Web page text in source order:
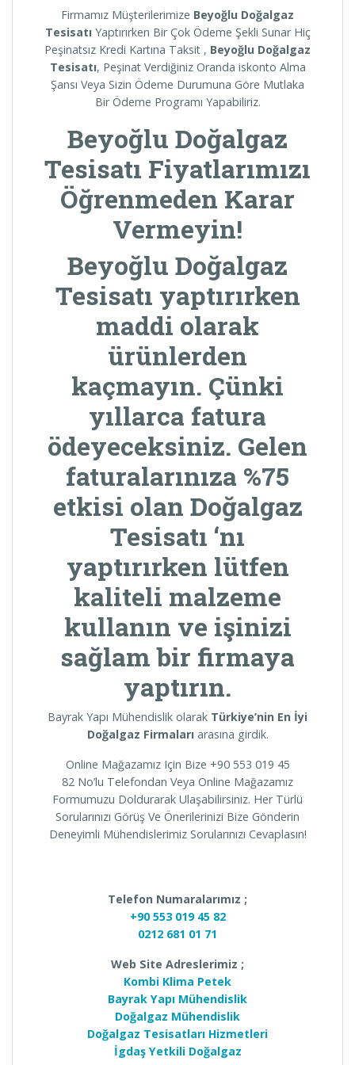
Firmamız Müşterilerimize Beyoğlu Doğalgaz
TesisatıYaptırırken Bir Çok Ödeme Şekli Sunar Hiç
Peşinatsız Kredi Kartına Taksit , Beyoğlu Doğalgaz
Tesisatı, Peşinat Verdiğiniz Oranda iskonto Alma
Şansı Veya Sizin Ödeme Durumuna Göre Mutlaka
Bir Ödeme Programı Yapabiliriz.
Beyoğlu Doğalgaz
Tesisatı Fiyatlarımızı
Öğrenmeden Karar
Vermeyin!
Beyoğlu Doğalgaz
Tesisatı yaptırırken
maddi olarak
ürünlerden
kaçmayın. Çünki
yıllarca fatura
ödeyeceksiniz. Gelen
faturalarınıza %75
etkisi olan Doğalgaz
Tesisatı ‘nı
yaptırırken lütfen
kaliteli malzeme
kullanın ve işinizi
sağlam bir firmaya
yaptırın.
Bayrak Yapı Mühendislik olarak Türkiye’nin En İyi
Doğalgaz Firmalarıarasına girdik.
Online Mağazamız Için Bize +90 553 019 45
82 No’lu Telefondan Veya Online Mağazamız
Formumuzu Doldurarak Ulaşabilirsiniz. Her Türlü
Sorularınızı Görüş Ve Önerilerinizi Bize Gönderin
Deneyimli Mühendislerimiz Sorularınızı Cevaplasın!
Telefon Numaralarımız ;
+90 553 019 45 82
0212 681 01 71
Web Site Adreslerimiz ;
Kombi Klima Petek
Bayrak Yapı Mühendislik
Doğalgaz Mühendislik
Doğalgaz Tesisatları Hizmetleri
İgdaş Yetkili Doğalgaz